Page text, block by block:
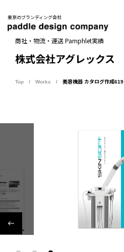
東京のブランディング会社
商社・物流・運送 Pamphlet実績
株式会社アグレックス
Top Works 美容機器 カタログ作成619